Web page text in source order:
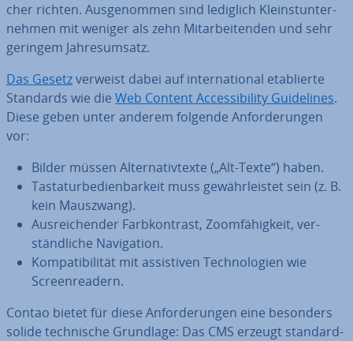
cher richten. Aus­ge­nom­men sind lediglich Kleinst­un­ter­
neh­men mit weniger als zehn Mit­ar­bei­ten­den und sehr
geringem Jah­res­um­satz.
Das Gesetzverweist dabei auf in­ter­na­tio­nal eta­blier­te
Standards wie die Web Content Ac­ces­si­bi­li­ty Gui­de­lines.
Diese geben unter anderem folgende An­for­de­run­gen
vor:
Bilder müssen Al­ter­na­tiv­tex­te („Alt-Texte“) haben.
Tas­ta­tur­be­dien­bar­keit muss ge­währ­leis­tet sein (z. B.
kein Mauszwang).
Aus­rei­chen­der Farb­kon­trast, Zoom­fä­hig­keit, ver­
ständ­li­che Na­vi­ga­ti­on.
Kom­pa­ti­bi­li­tät mit as­sis­ti­ven Tech­no­lo­gien wie
Screen­rea­dern.
Contao bietet für diese An­for­de­run­gen eine besonders
solide tech­ni­sche Grundlage: Das CMS erzeugt stan­dard­